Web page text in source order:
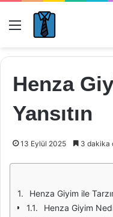
Menü
Henza
Yansıtın
13 Eylül 2025 3 dakika
Henza Giyim ile
Henza Giyim